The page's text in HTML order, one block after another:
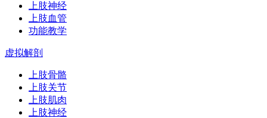
上肢神经
上肢血管
功能教学
虚拟解剖
上肢骨骼
上肢关节
上肢肌肉
上肢神经